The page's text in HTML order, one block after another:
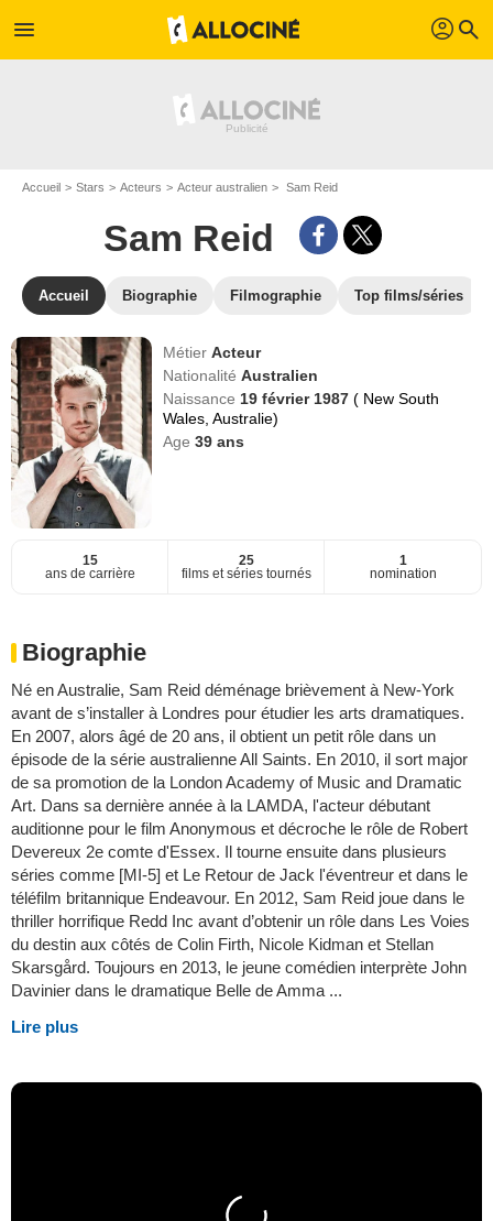
menu profil search
Accueil Stars Acteurs Acteur australien Sam Reid
Sam Reid
Accueil Biographie Filmographie Top films/séries
MétierActeur
NationalitéAustralien
Naissance 19 février 1987( New South
Wales, Australie)
Age39 ans
15
ans de carrière
25
films et séries tournés
1
nomination
Biographie
Né en Australie, Sam Reid déménage brièvement à New-York
avant de s’installer à Londres pour étudier les arts dramatiques.
En 2007, alors âgé de 20 ans, il obtient un petit rôle dans un
épisode de la série australienne All Saints. En 2010, il sort major
de sa promotion de la London Academy of Music and Dramatic
Art. Dans sa dernière année à la LAMDA, l'acteur débutant
auditionne pour le film Anonymous et décroche le rôle de Robert
Devereux 2e comte d'Essex. Il tourne ensuite dans plusieurs
séries comme [MI-5] et Le Retour de Jack l'éventreur et dans le
téléfilm britannique Endeavour. En 2012, Sam Reid joue dans le
thriller horrifique Redd Inc avant d’obtenir un rôle dans Les Voies
du destin aux côtés de Colin Firth, Nicole Kidman et Stellan
Skarsgård. Toujours en 2013, le jeune comédien interprète John
Davinier dans le dramatique Belle de Amma ...
Lire plus